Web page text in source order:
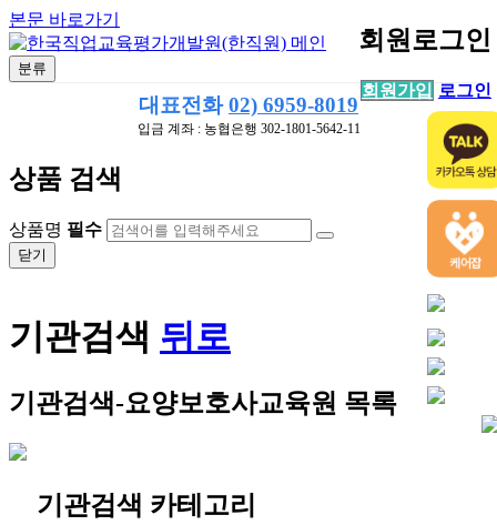
본문 바로가기
회원로그인
회원가입 로그인
분류
대표전화02) 6959-8019
입금 계좌 : 농협은행 302-1801-5642-11
상품 검색
상품명 필수
닫기
기관검색 뒤로
기관검색-요양보호사교육원 목록
기관검색 카테고리